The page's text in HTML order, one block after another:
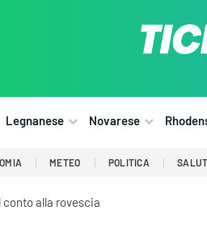
Legnanese Novarese
METEO POLITICA
alla rovescia